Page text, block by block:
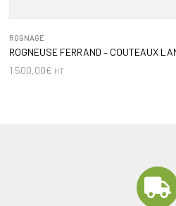
ROGNAGE
ROGNEUSE FERRAND – COUTEAUX
1 500,00€ HT